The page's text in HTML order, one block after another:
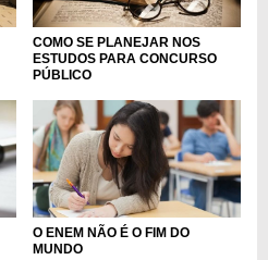
COMO SE PLANEJAR NOS
ESTUDOS PARA CONCURSO
PÚBLICO
O ENEM NÃO É O FIM DO
MUNDO